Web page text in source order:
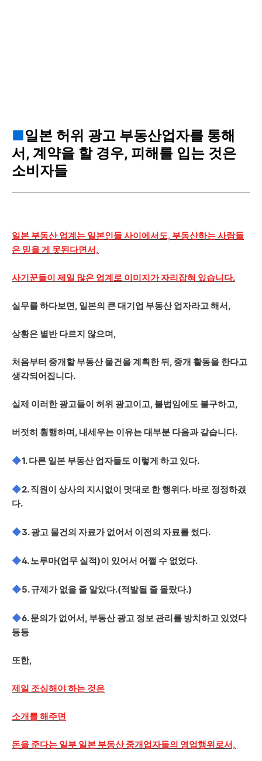
■일본 허위 광고 부동산업자를 통해
서, 계약을 할 경우, 피해를 입는 것은
소비자들
일본 부동산 업계는 일본인들 사이에서도, 부동산하는 사람들
은 믿을 게 못된다면서,
사기꾼들이 제일 많은 업계로 이미지가 자리잡혀 있습니다.
실무를 하다보면, 일본의 큰 대기업 부동산 업자라고 해서,
상황은 별반 다르지 않으며,
처음부터 중개할 부동산 물건을 계획한 뒤, 중개 활동을 한다고
생각되어집니다.
실제 이러한 광고들이 허위 광고이고, 불법임에도 불구하고,
버젓히 횡행하며, 내세우는 이유는 대부분 다음과 같습니다.
◆1. 다른 일본 부동산 업자들도 이렇게 하고 있다.
◆2. 직원이 상사의 지시없이 멋대로 한 행위다. 바로 정정하겠
다.
◆3. 광고 물건의 자료가 없어서 이전의 자료를 썼다.
◆4. 노루마(업무 실적)이 있어서 어쩔 수 없었다.
◆5. 규제가 없을 줄 알았다.(적발될 줄 몰랐다.)
◆6. 문의가 없어서, 부동산 광고 정보 관리를 방치하고 있었다
등등
또한,
제일 조심해야 하는 것은
소개를 해주면
돈을 준다는 일부 일본 부동산 중개업자들의 영업행위로서,